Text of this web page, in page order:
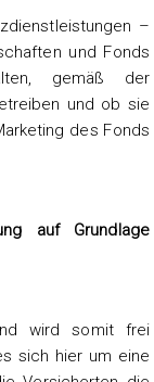
–
und Fonds
gemäß der
und ob sie
des Fonds
auf Grundlage
wird somit frei
sich hier um eine